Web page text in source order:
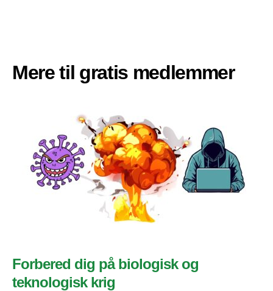
Mere til gratis medlemmer
Forbered dig på biologisk og
teknologisk krig